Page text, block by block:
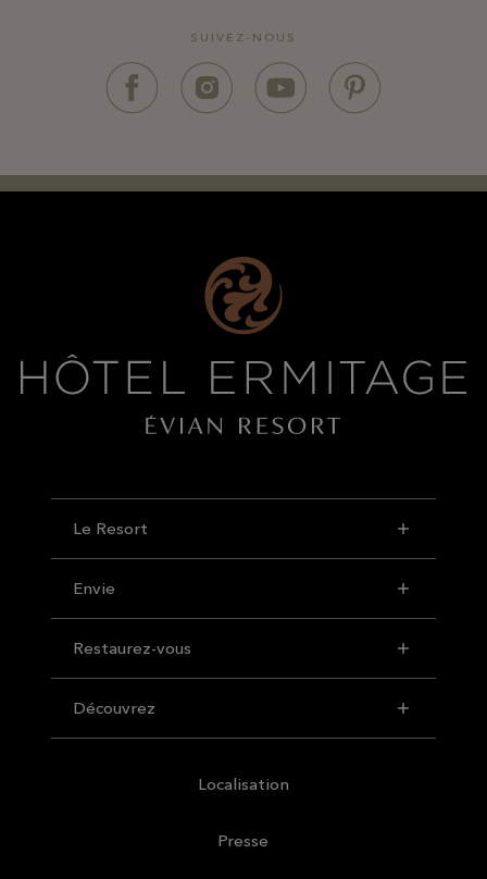
SUIVEZ-NOUS
Le Resort
Envie
Restaurez-vous
Découvrez
Localisation
Presse